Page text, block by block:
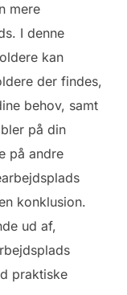
mere
I denne
kan
der findes,
behov, samt
på din
på andre
konklusion.
ud af,
praktiske